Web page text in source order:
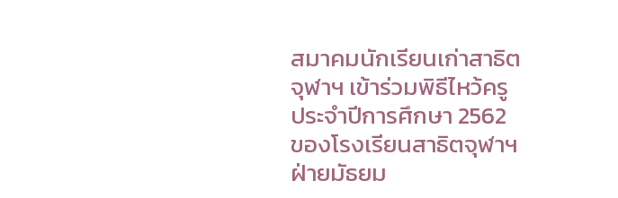
สมาคมนักเรียนเก่าสาธิต
จุฬาฯ เข้าร่วมพิธีไหว้ครู
ประจำปีการศึกษา 2562
ของโรงเรียนสาธิตจุฬาฯ
ฝ่ายมัธยม